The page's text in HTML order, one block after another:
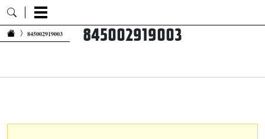
Zum Inhalt springen
845002919003 845002919003